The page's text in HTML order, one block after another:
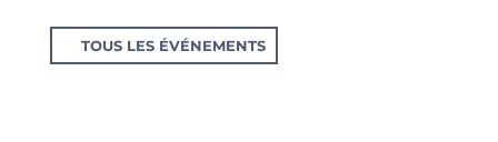
TOUS LES ÉVÉNEMENTS